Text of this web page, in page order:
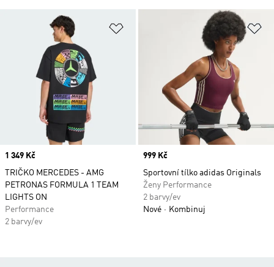
Přidat do seznamu přání
Price
1 349 Kč
TRIČKO MERCEDES - AMG
PETRONAS FORMULA 1 TEAM
LIGHTS ON
Performance
2 barvy/ev
Price
999 Kč
Sportovní tílko adidas Originals
Ženy Performance
2 barvy/ev
Nové
Kombinuj